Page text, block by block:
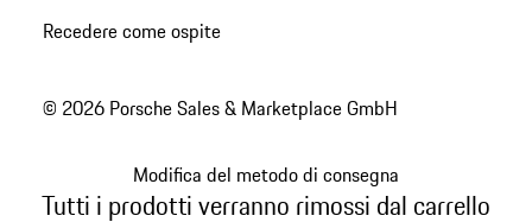
Recedere come ospite
© 2026 Porsche Sales & Marketplace GmbH
Modifica del metodo di consegna
Tutti i prodotti verranno rimossi dal carrello